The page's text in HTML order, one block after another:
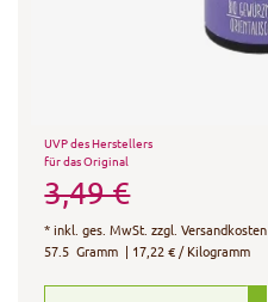
UVP des Herstellers
für das Original
3,49 €
*inkl. ges. MwSt. zzgl.Versandkosten
57.5 Gramm | 17,22 € / Kilogramm